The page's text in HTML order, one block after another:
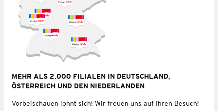
MEHR ALS 2.000 FILIALEN IN DEUTSCHLAND,
ÖSTERREICH UND DEN NIEDERLANDEN
Vorbeischauen lohnt sich! Wir freuen uns auf Ihren Besuch!